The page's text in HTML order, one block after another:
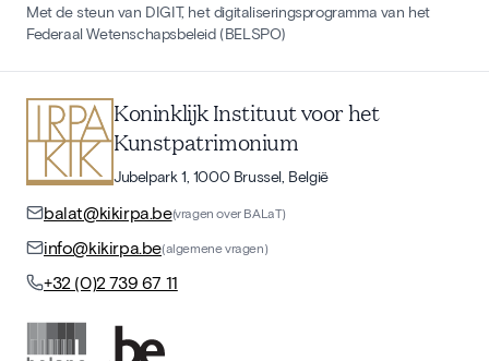
Met de steun van DIGIT, het digitaliseringsprogramma van het
Federaal Wetenschapsbeleid (BELSPO)
Koninklijk Instituut voor het
Kunstpatrimonium
Jubelpark 1, 1000 Brussel, België
balat@kikirpa.be(vragen over BALaT)
info@kikirpa.be(algemene vragen)
+32 (0)2 739 67 11